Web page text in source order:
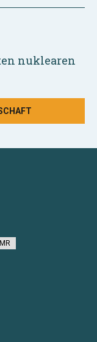
nuklearen